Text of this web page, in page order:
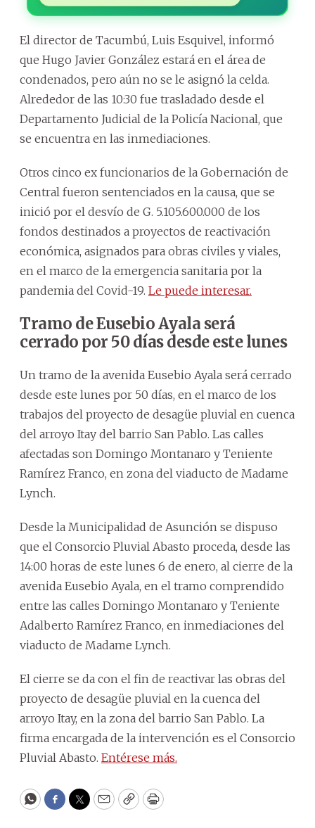
El director de Tacumbú, Luis Esquivel, informó
que Hugo Javier González estará en el área de
condenados, pero aún no se le asignó la celda.
Alrededor de las 10:30 fue trasladado desde el
Departamento Judicial de la Policía Nacional, que
se encuentra en las inmediaciones.
Otros cinco ex funcionarios de la Gobernación de
Central fueron sentenciados en la causa, que se
inició por el desvío de G. 5.105.600.000 de los
fondos destinados a proyectos de reactivación
económica, asignados para obras civiles y viales,
en el marco de la emergencia sanitaria por la
pandemia del Covid-19. Le puede interesar.
Tramo de Eusebio Ayala será
cerrado por 50 días desde este lunes
Un tramo de la avenida Eusebio Ayala será cerrado
desde este lunes por 50 días, en el marco de los
trabajos del proyecto de desagüe pluvial en cuenca
del arroyo Itay del barrio San Pablo. Las calles
afectadas son Domingo Montanaro y Teniente
Ramírez Franco, en zona del viaducto de Madame
Lynch.
Desde la Municipalidad de Asunción se dispuso
que el Consorcio Pluvial Abasto proceda, desde las
14:00 horas de este lunes 6 de enero, al cierre de la
avenida Eusebio Ayala, en el tramo comprendido
entre las calles Domingo Montanaro y Teniente
Adalberto Ramírez Franco, en inmediaciones del
viaducto de Madame Lynch.
El cierre se da con el fin de reactivar las obras del
proyecto de desagüe pluvial en la cuenca del
arroyo Itay, en la zona del barrio San Pablo. La
firma encargada de la intervención es el Consorcio
Pluvial Abasto. Entérese más.
WhatsApp
Facebook
Twitter
EmailCopyPrint